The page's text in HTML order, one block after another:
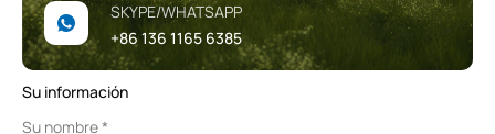
SKYPE/WHATSAPP
+86 136 1165 6385
Su información